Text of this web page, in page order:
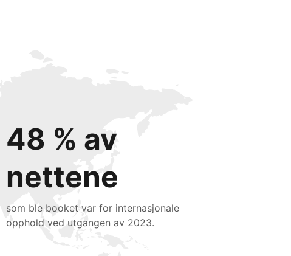
48 % av
nettene
som ble booket var for internasjonale
opphold ved utgangen av 2023.